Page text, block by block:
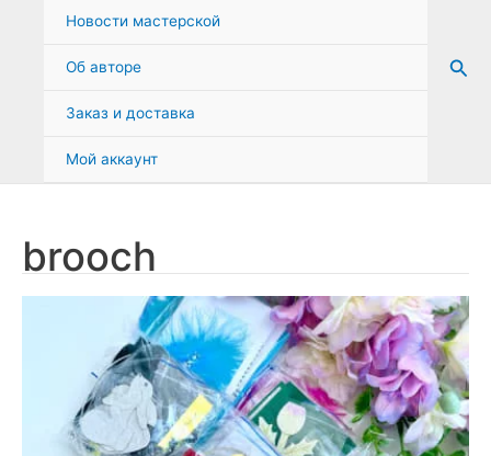
Новости мастерской
Об авторе
Заказ и доставка
Мой аккаунт
brooch